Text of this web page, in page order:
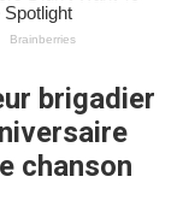
brigadier
chanson